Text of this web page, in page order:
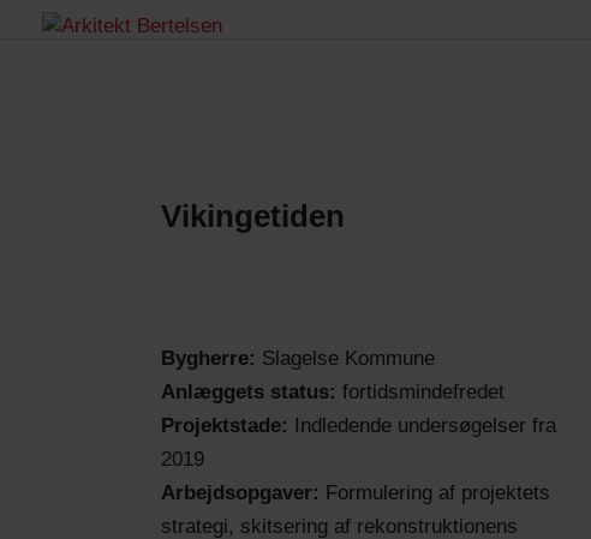
Vikingetiden
Bygherre: Slagelse Kommune
Anlæggets status: fortidsmindefredet
Projektstade: Indledende undersøgelser fra
2019
Arbejdsopgaver: Formulering af projektets
strategi, skitsering af rekonstruktionens